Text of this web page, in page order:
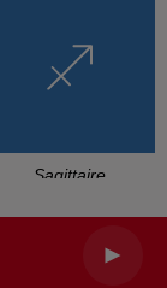
Sagittaire